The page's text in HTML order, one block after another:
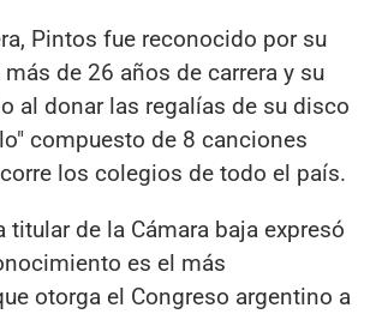
Pintos fue reconocido por su
de 26 años de carrera y su
al donar las regalías de su disco
compuesto de 8 canciones
los colegios de todo el país.
titular de la Cámara baja expresó
es el más
otorga el Congreso argentino a